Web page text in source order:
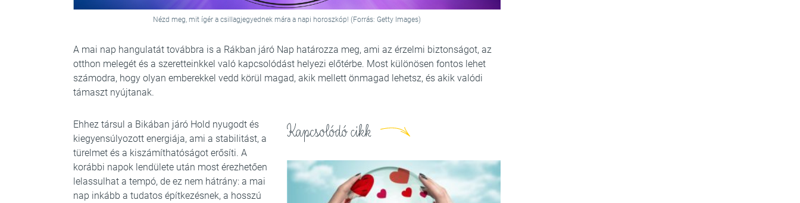
Nézd meg, mit ígér a csillagjegyednek mára a napi horoszkóp! (Forrás: Getty Images)
A mai nap hangulatát továbbra is a Rákban járó Nap határozza meg, ami az érzelmi biztonságot, az
otthon melegét és a szeretteinkkel való kapcsolódást helyezi előtérbe. Most különösen fontos lehet
számodra, hogy olyan emberekkel vedd körül magad, akik mellett önmagad lehetsz, és akik valódi
támaszt nyújtanak.
Kapcsolódó cikk
Ehhez társul a Bikában járó Hold nyugodt és
kiegyensúlyozott energiája, ami a stabilitást, a
türelmet és a kiszámíthatóságot erősíti. A
korábbi napok lendülete után most érezhetően
lelassulhat a tempó, de ez nem hátrány: a mai
nap inkább a tudatos építkezésnek, a hosszú